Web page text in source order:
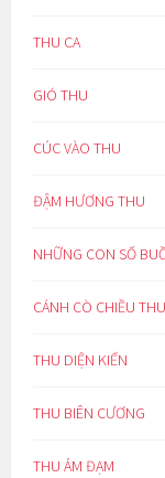
THU CA
GIÓ THU
CÚC VÀO THU
ĐẬM HƯƠNG THU
NHỮNG CON SỐ
CÁNH CÒ CHIỀU THU
THU DIỆN KIẾN
THU BIÊN CƯƠNG
THU ẢM ĐẠM